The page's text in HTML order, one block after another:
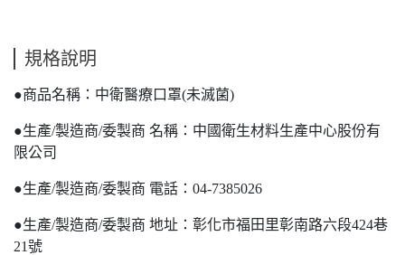
規格說明
●商品名稱：中衛醫療口罩(未滅菌)
●生產/製造商/委製商 名稱：中國衛生材料生產中心股份有
限公司
●生產/製造商/委製商 電話：04-7385026
●生產/製造商/委製商 地址：彰化市福田里彰南路六段424巷
21號